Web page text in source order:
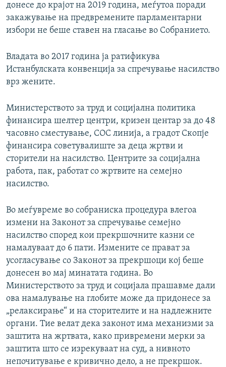
донесе до крајот на 2019 година, меѓутоа поради
закажување на предвремените парламентарни
избори не беше ставен на гласање во Собранието.
Владата во 2017 година ја ратификува
Истанбулската конвенција за спречување насилство
врз жените.
Министерството за труд и социјална политика
финансира шелтер центри, кризен центар за до 48
часовно сместување, СОС линија, а градот Скопје
финансира советувалиште за деца жртви и
сторители на насилство. Центрите за социјална
работа, пак, работат со жртвите на семејно
насилство.
Во меѓувреме во собраниска процедура влегоа
измени на Законот за спречување семејно
насилство според кои прекршочните казни се
намалуваат до 6 пати. Измените се прават за
усогласување со Законот за прекршоци кој беше
донесен во мај минатата година. Во
Министерството за труд и социјала прашавме дали
ова намалување на глобите може да придонесе за
„релаксирање“ и на сторителите и на надлежните
органи. Тие велат дека законот има механизми за
заштита на жртвата, како привремени мерки за
заштита што се изрекуваат на суд, а нивното
непочитување е кривично дело, а не прекршок.